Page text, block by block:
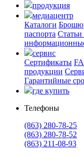
продукция
медиацентр
Каталоги
паспорта
сервис
Сертификаты
продукции
Гарантийные
где купить
Телефоны
(863) 280-78-25
(863) 280-78-52
(863) 211-08-93